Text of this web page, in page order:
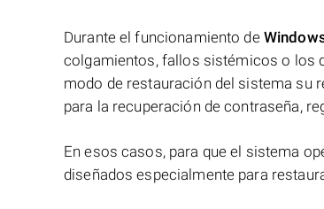
Durante el funcionamiento de
colgamientos, fallos sistémicos o los
modo de restauración del sistema su
para la recuperación de contraseña,
En esos casos, para que el sistema
diseñados especialmente para